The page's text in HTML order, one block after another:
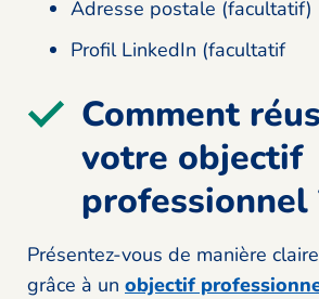
Adresse postale (facultatif)
Profil LinkedIn (facultatif
Comment
votre objectif
professionnel
Présentez-vous de manière
grâce à un objectif